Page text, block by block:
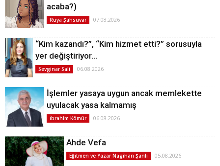
acaba?)
Rüya Şahsuvar 07.08.2026
“Kim kazandı?”, “Kim hizmet etti?” sorusuyla
yer değiştiriyor…
Sevginar Sali 06.08.2026
İşlemler yasaya uygun ancak memlekette
uyulacak yasa kalmamış
İbrahim Kömür 06.08.2026
Ahde Vefa
Eğitmen ve Yazar Nagihan Şanlı 05.08.2026